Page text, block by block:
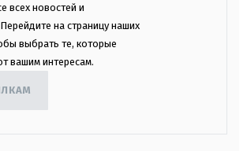
всех новостей и
на страницу наших
выбрать те, которые
вашим интересам.